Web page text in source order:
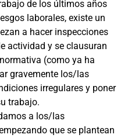
de los últimos años
laborales, existe un
a hacer inspecciones
actividad y se clausuran
(como ya ha
gravemente los/las
irregulares y poner
trabajo.
a los/las
que se plantean